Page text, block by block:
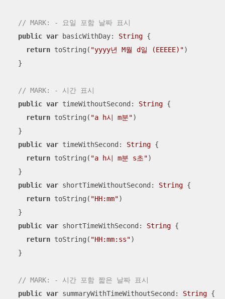
// MARK: - 요일 포함 날짜 표시
public var basicWithDay: String {
return toString( "yyyy년 M월 d일 (EEEEE)")
  }
// MARK: - 시간 표시
public var timeWithoutSecond: String {
return toString( "a h시 m분")
  }
public var timeWithSecond: String {
return toString( "a h시 m분 s초")
  }
public var shortTimeWithoutSecond: String {
return toString( "HH:mm")
  }
public var shortTimeWithSecond: String {
return toString( "HH:mm:ss")
  }
// MARK: - 시간 포함 짧은 날짜 표시
public var summaryWithTimeWithoutSecond: String {